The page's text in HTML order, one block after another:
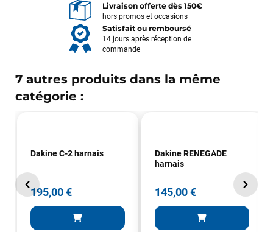
Livraison offerte dès 150€
hors promos et occasions
Satisfait ou remboursé
14 jours après réception de
commande
7 autres produits dans la même
catégorie :
Dakine C-2 harnais
195,00 €
Dakine RENEGADE
harnais
145,00 €
J’ai commandé un pack via leur site internet. À peine la